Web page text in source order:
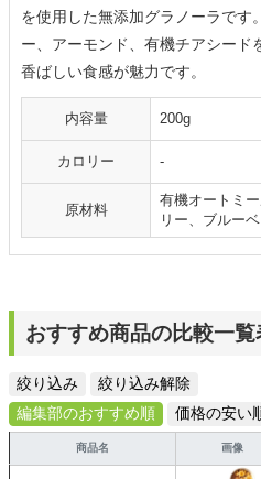
を使用した無添加グラノーラです
ー、アーモンド、有機チアシード
香ばしい食感が魅力です。
内容量 200g
カロリー -
原材料
有機オートミ
リー、ブルー
おすすめ商品の比較一覧
絞り込み
絞り込み解除
編集部のおすすめ順
価格の安い
商品名 画像